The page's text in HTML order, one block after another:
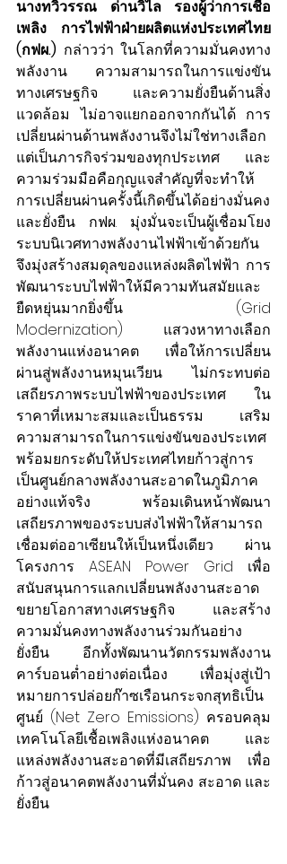
นางทวิวรรณ ด่านวิไล รองผู้ว่าการเชื้อ
เพลิง การไฟฟ้าฝ่ายผลิตแห่งประเทศไทย
(กฟผ.) กล่าวว่า ในโลกที่ความมั่นคงทาง
พลังงาน ความสามารถในการแข่งขัน
ทางเศรษฐกิจ และความยั่งยืนด้านสิ่ง
แวดล้อม ไม่อาจแยกออกจากกันได้ การ
เปลี่ยนผ่านด้านพลังงานจึงไม่ใช่ทางเลือก
แต่เป็นภารกิจร่วมของทุกประเทศ และ
ความร่วมมือคือกุญแจสำคัญที่จะทำให้
การเปลี่ยนผ่านครั้งนี้เกิดขึ้นได้อย่างมั่นคง
และยั่งยืน กฟผ. มุ่งมั่นจะเป็นผู้เชื่อมโยง
ระบบนิเวศทางพลังงานไฟฟ้าเข้าด้วยกัน
จึงมุ่งสร้างสมดุลของแหล่งผลิตไฟฟ้า การ
พัฒนาระบบไฟฟ้าให้มีความทันสมัยและ
ยืดหยุ่นมากยิ่งขึ้น (Grid
Modernization) แสวงหาทางเลือก
พลังงานแห่งอนาคต เพื่อให้การเปลี่ยน
ผ่านสู่พลังงานหมุนเวียน ไม่กระทบต่อ
เสถียรภาพระบบไฟฟ้าของประเทศ ใน
ราคาที่เหมาะสมและเป็นธรรม เสริม
ความสามารถในการแข่งขันของประเทศ
พร้อมยกระดับให้ประเทศไทยก้าวสู่การ
เป็นศูนย์กลางพลังงานสะอาดในภูมิภาค
อย่างแท้จริง พร้อมเดินหน้าพัฒนา
เสถียรภาพของระบบส่งไฟฟ้าให้สามารถ
เชื่อมต่ออาเซียนให้เป็นหนึ่งเดียว ผ่าน
โครงการ ASEAN Power Grid เพื่อ
สนับสนุนการแลกเปลี่ยนพลังงานสะอาด
ขยายโอกาสทางเศรษฐกิจ และสร้าง
ความมั่นคงทางพลังงานร่วมกันอย่าง
ยั่งยืน อีกทั้งพัฒนานวัตกรรมพลังงาน
คาร์บอนต่ำอย่างต่อเนื่อง เพื่อมุ่งสู่เป้า
หมายการปล่อยก๊าซเรือนกระจกสุทธิเป็น
ศูนย์ (Net Zero Emissions) ครอบคลุม
เทคโนโลยีเชื้อเพลิงแห่งอนาคต และ
แหล่งพลังงานสะอาดที่มีเสถียรภาพ เพื่อ
ก้าวสู่อนาคตพลังงานที่มั่นคง สะอาด และ
ยั่งยืน